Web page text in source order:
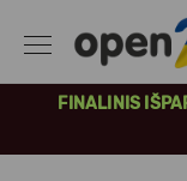
FINALINIS